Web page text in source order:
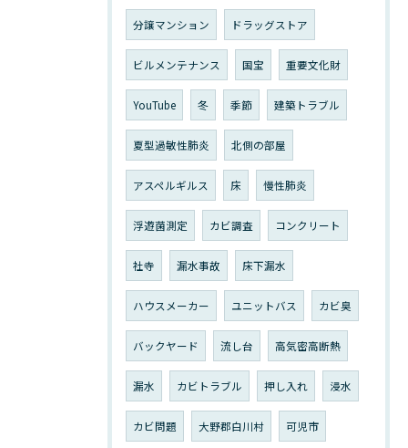
分譲マンション ドラッグストア
ビルメンテナンス 国宝 重要文化財
YouTube 冬 季節 建築トラブル
夏型過敏性肺炎 北側の部屋
アスペルギルス 床 慢性肺炎
浮遊菌測定 カビ調査 コンクリート
社寺 漏水事故 床下漏水
ハウスメーカー ユニットバス カビ臭
バックヤード 流し台 高気密高断熱
漏水 カビトラブル 押し入れ 浸水
カビ問題 大野郡白川村 可児市